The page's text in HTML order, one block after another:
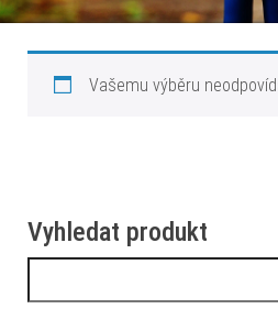
Vašemu výběru
Vyhledat produkt